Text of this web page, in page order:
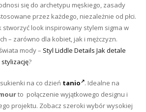
się do archetypu męskiego, zasady
przez każdego, niezależnie od płci.
stworzyć look inspirowany stylem sigma w
– zarówno dla kobiet, jak i mężczyzn.
mody – Styl Liddle Details Jak detale
?
na co dzień tanio . Idealne na
to połączenie wyjątkowego designu i
projektu. Zobacz szeroki wybór wysokiej